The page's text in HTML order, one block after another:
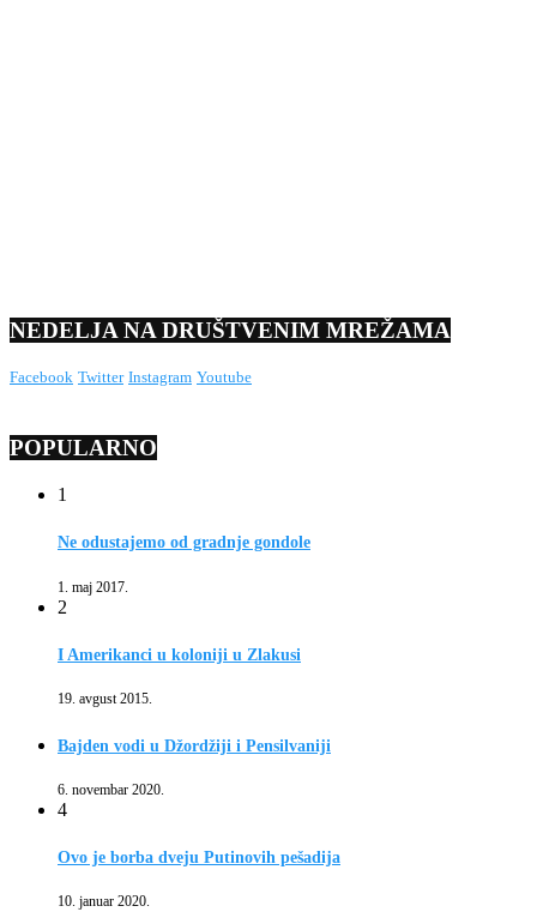
NEDELJA NA DRUŠTVENIM MREŽAMA
Facebook Twitter Instagram Youtube
POPULARNO
1
Ne odustajemo od gradnje gondole
1. maj 2017.
2
I Amerikanci u koloniji u Zlakusi
19. avgust 2015.
Bajden vodi u Džordžiji i Pensilvaniji
6. novembar 2020.
4
Ovo je borba dveju Putinovih pešadija
10. januar 2020.